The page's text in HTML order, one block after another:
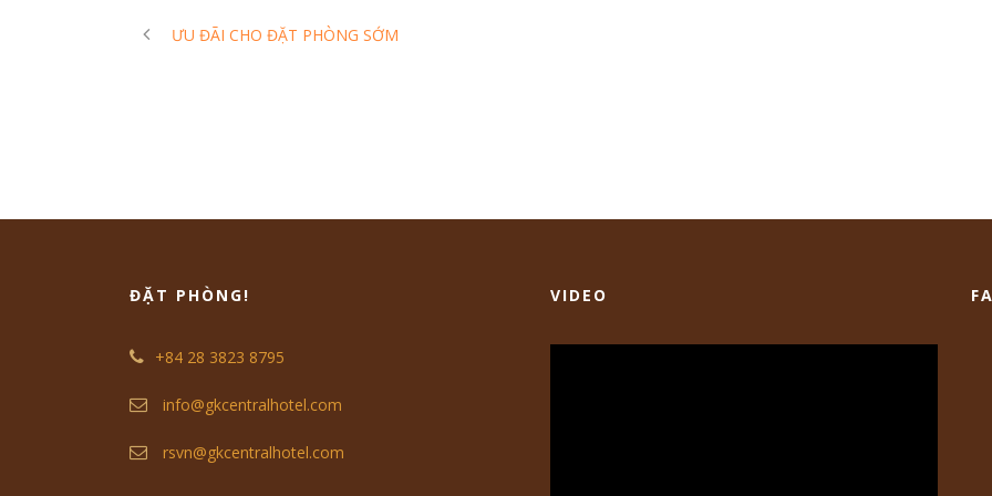
ƯU ĐÃI CHO ĐẶT PHÒNG SỚM
ĐẶT PHÒNG!
+84 28 3823 8795
info@gkcentralhotel.com
rsvn@gkcentralhotel.com
VIDEO